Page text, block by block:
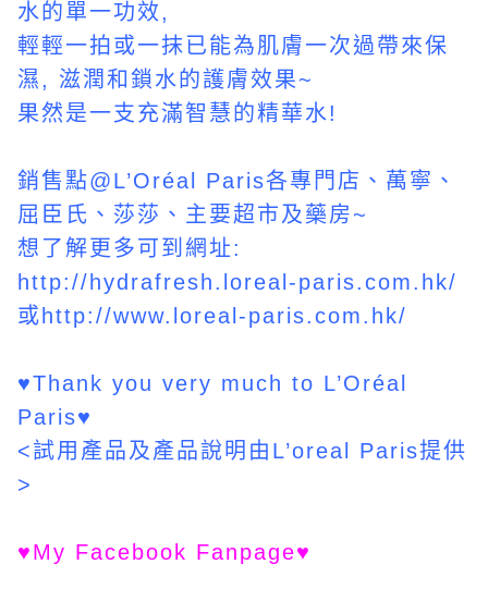
水的單一功效,
輕輕一拍或一抹已能為肌膚一次過帶來保
濕, 滋潤和鎖水的護膚效果~
果然是一支充滿智慧的精華水!
銷售點@L’Oréal Paris各專門店、萬寧、
屈臣氏、莎莎、主要超市及藥房~
想了解更多可到網址:
http://hydrafresh.loreal-paris.com.hk/
或http://www.loreal-paris.com.hk/
♥Thank you very much to L’Oréal
Paris♥
<試用產品及產品說明由L’oreal Paris提供
>
♥My Facebook Fanpage♥